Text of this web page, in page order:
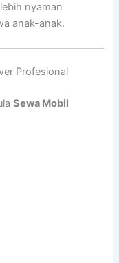
nyaman
anak-anak.
Profesional
Sewa Mobil